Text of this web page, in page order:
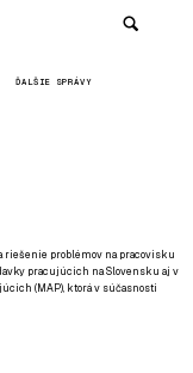
ĎALŠIE SPRÁVY
problémov na pracovisku
pracujúcich na Slovensku aj v
(MAP), ktorá v súčasnosti